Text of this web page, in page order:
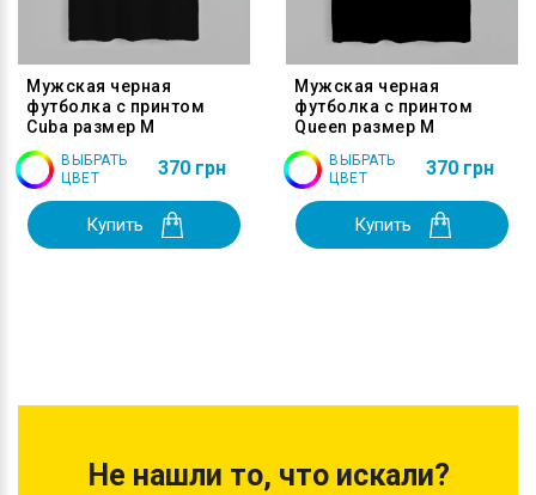
Мужская черная
футболка с принтом
Cuba размер M
ВЫБРАТЬ
ЦВЕТ
370 грн
Купить
Мужская черная
футболка с принтом
Queen размер M
ВЫБРАТЬ
ЦВЕТ
370 грн
Купить
Не нашли то, что искали?